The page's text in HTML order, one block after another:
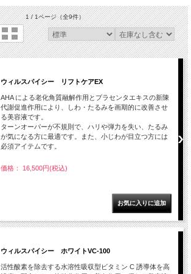
1 / 1ページ（全9件）
ウィルスパイシー リフトケアEX
AHA による老化角質融解作用とプラセンタエキスの新陳
代謝促進作用により、しわ・たるみを画期的に改善させ
る美容液です。
ターンオーバーが不規則で、ハリや弾力を失い、たるみ
が気になる方に最適です。また、小じわが目立つ方には
必須アイテムです。
価格： 16,500円(税込)
ウィルスパイシー ホワイトVC-100
活性酸素を除去する水溶性吸収型ビタミン C 誘導体を高